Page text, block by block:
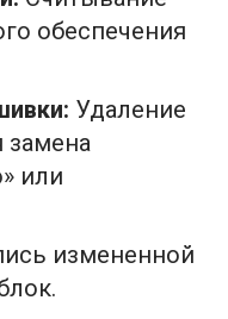
обеспечения
Удаление
замена
или
измененной